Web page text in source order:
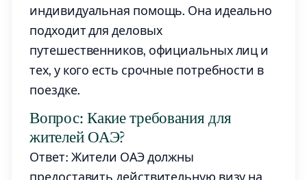
индивидуальная помощь. Она идеально
подходит для деловых
путешественников, официальных лиц и
тех, у кого есть срочные потребности в
поездке.
Вопрос: Какие требования для
жителей ОАЭ?
Ответ: Жители ОАЭ должны